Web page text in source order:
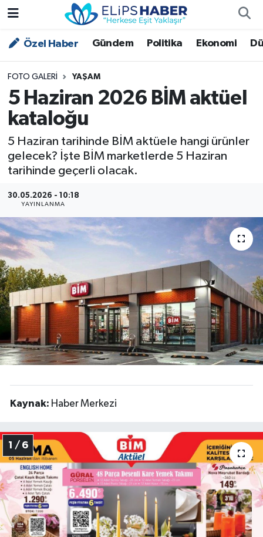
Özel Haber Gündem Politika Ekonomi
FOTO GALERI YAŞAM
5 Haziran 2026 BİM aktüel
kataloğu
5 Haziran tarihinde BİM aktüele hangi ürünler
gelecek? İşte BİM marketlerde 5 Haziran
tarihinde geçerli olacak.
30.05.2026 - 10:18
YAYINLANMA
Kaynak: Haber Merkezi
1 / 6
Özel Haber
Akademi
Asayiş
Çevre - İklim
Dünya
Kültür - Sanat
Magazin
Politika
Sağlık
Spor
Çalışma Hayatı
Kadın
Yurt
2024 Seçim Sonuçları
Nöbetçi Eczaneler
Hava Durumu
Trafik Durumu
Süper Lig Puan Durumu ve Fikstür
Tüm Manşetler
Son Dakika Haberleri